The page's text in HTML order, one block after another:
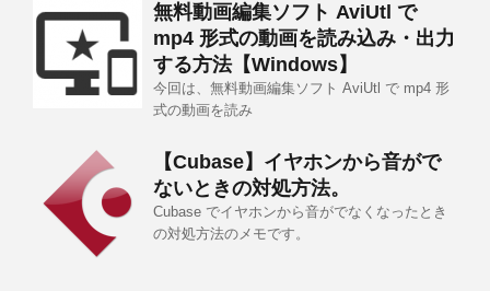
無料動画編集ソフト AviUtl で
mp4 形式の動画を読み込み・出力
する方法【Windows】
今回は、無料動画編集ソフト AviUtl で mp4 形
式の動画を読み
【Cubase】イヤホンから音がで
ないときの対処方法。
Cubase でイヤホンから音がでなくなったとき
の対処方法のメモです。